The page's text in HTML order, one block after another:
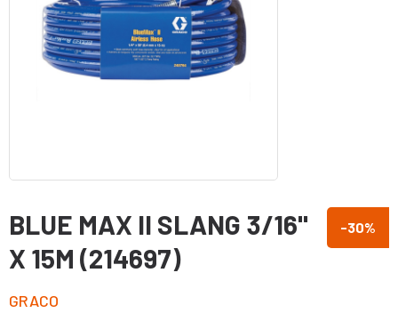
-30%
BLUE MAX II SLANG 3/16"
X 15M (214697)
GRACO